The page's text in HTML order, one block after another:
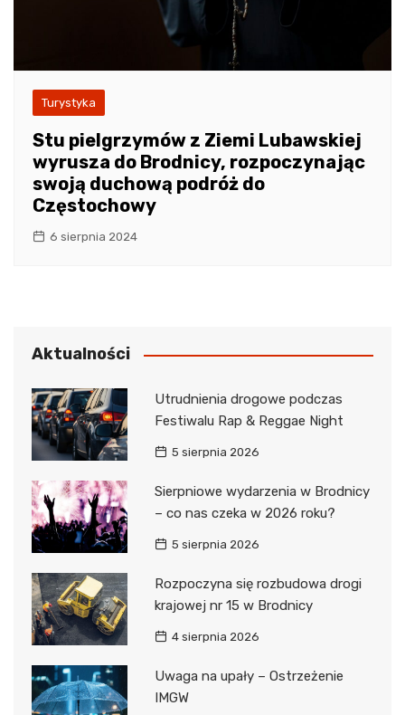
Turystyka
Stu pielgrzymów z Ziemi Lubawskiej
wyrusza do Brodnicy, rozpoczynając
swoją duchową podróż do
Częstochowy
6 sierpnia 2024
Aktualności
Utrudnienia drogowe podczas
Festiwalu Rap & Reggae Night
5 sierpnia 2026
Sierpniowe wydarzenia w Brodnicy
– co nas czeka w 2026 roku?
5 sierpnia 2026
Rozpoczyna się rozbudowa drogi
krajowej nr 15 w Brodnicy
4 sierpnia 2026
Uwaga na upały – Ostrzeżenie
IMGW